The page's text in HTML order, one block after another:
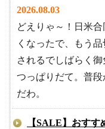
2026.08.03
どえりゃ～！日米
くなったで、もう
されるでしばらく
つっぱりだて。普
だわ。
【SALE】おすす